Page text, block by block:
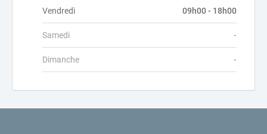
Vendredi 09h00 - 18h00
Samedi -
Dimanche -